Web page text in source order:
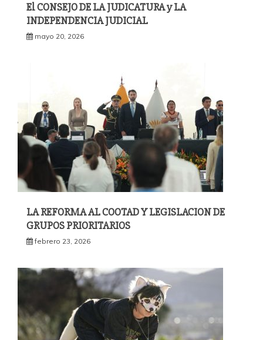
El CONSEJO DE LA JUDICATURA y LA
INDEPENDENCIA JUDICIAL
mayo 20, 2026
LA REFORMA AL COOTAD Y LEGISLACION DE
GRUPOS PRIORITARIOS
febrero 23, 2026